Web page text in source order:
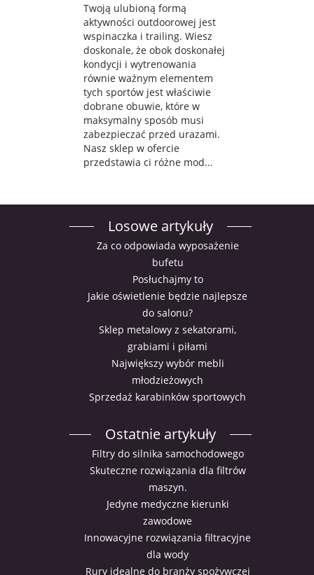
Twoją ulubioną formą
aktywności outdoorowej jest
wspinaczka i trailing. Wiesz
doskonale, że obok doskonałej
kondycji i wytrenowania
równie ważnym elementem
tych sportów jest właściwie
dobrane obuwie, które w
maksymalny sposób musi
zabezpieczać przed urazami.
Nasz sklep w ofercie
przedstawia ci różne mod...
Losowe artykuły
Za co odpowiada wyposażenie
bufetu
Posłuchajmy to
Jakie oświetlenie będzie najlepsze
do salonu?
Sklep metalowy z sekatorami,
grabiami i piłami
Największy wybór mebli
młodzieżowych
Sprzedaż karabinków sportowych
Ostatnie artykuły
Filtry do silnika samochodowego
Skuteczne rozwiązania dla filtrów
maszyn.
Jedyne medyczne kierunki
zawodowe
Innowacyjne rozwiązania filtracyjne
dla wody
Rury idealne do branży spożywczej